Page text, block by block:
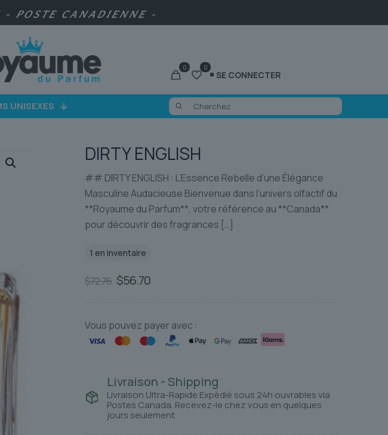
POSTE CANADIENNE -
0 0
SE CONNECTER
UNISEXES
DIRTY ENGLISH
## DIRTY ENGLISH : L’Essence Rebelle d’une Élégance
Masculine Audacieuse Bienvenue dans l’univers olfactif du
**Royaume du Parfum**, votre référence au **Canada**
pour découvrir des fragrances […]
1 en inventaire
$72.76 Le
était :
$72.76.
$56.70Le
est :
$56.70.
Vous pouvez payer avec :
Livraison - Shipping
Livraison Ultra-Rapide Expédié sous 24h ouvrables via
Postes Canada. Recevez-le chez vous en quelques
jours seulement.